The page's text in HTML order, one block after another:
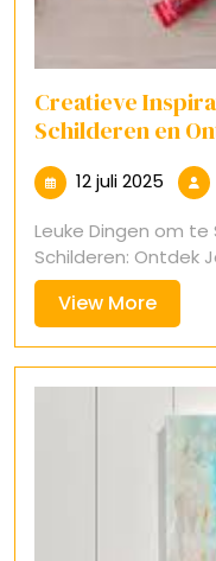
Creatieve
Schilderen en
12 juli 2025
2025
Leuke Dingen om te
Schilderen: Ontdek
View MoreView
More